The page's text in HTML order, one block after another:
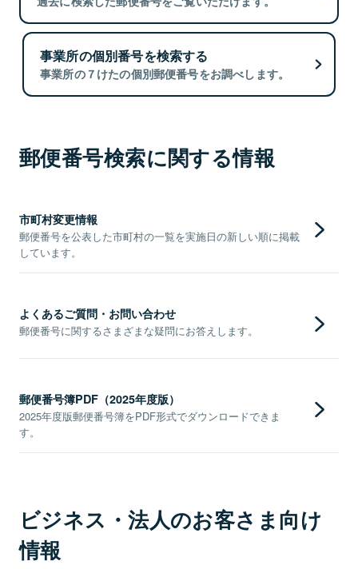
事業所の個別番号を検索する
事業所の７けたの個別郵便番号をお調べします。
郵便番号検索に関する情報
市町村変更情報
郵便番号を公表した市町村の一覧を実施日の新しい順に掲載
しています。
よくあるご質問・お問い合わせ
郵便番号に関するさまざまな疑問にお答えします。
郵便番号簿PDF（2025年度版）
2025年度版郵便番号簿をPDF形式でダウンロードできま
す。
ビジネス・法人のお客さま向け
情報